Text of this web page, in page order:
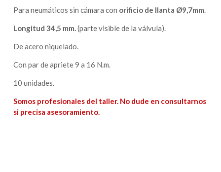
Para neumáticos sin cámara con orificio de llanta Ø9,7mm.
Longitud 34,5 mm.(parte visible de la válvula).
De acero niquelado.
Con par de apriete 9 a 16 N.m.
10 unidades.
Somos profesionales del taller. No dude en consultarnos
si precisa asesoramiento.